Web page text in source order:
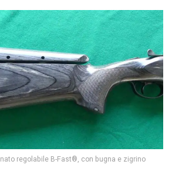
regolabile B-Fast®, con bugna e zigrino